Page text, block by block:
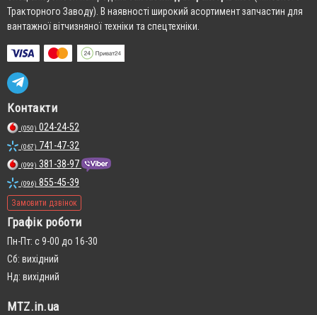
Тракторного Заводу). В наявності широкий асортимент запчастин для
вантажної вітчизняної техніки та спецтехніки.
Контакти
(050) 024-24-52
(067) 741-47-32
(099) 381-38-97
(096) 855-45-39
Замовити дзвінок
Графік роботи
Пн-Пт: с 9-00 до 16-30
Сб: вихідний
Нд: вихідний
MTZ.in.ua